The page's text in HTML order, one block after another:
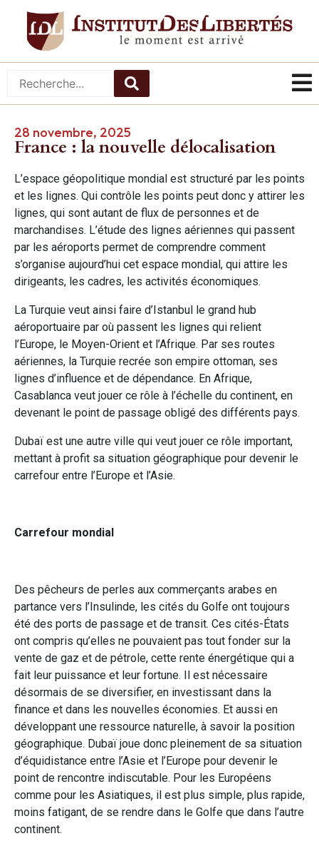
28 novembre, 2025
France : la nouvelle délocalisation
L’espace géopolitique mondial est structuré par les points
et les lignes. Qui contrôle les points peut donc y attirer les
lignes, qui sont autant de flux de personnes et de
marchandises. L’étude des lignes aériennes qui passent
par les aéroports permet de comprendre comment
s’organise aujourd’hui cet espace mondial, qui attire les
dirigeants, les cadres, les activités économiques.
La Turquie veut ainsi faire d’Istanbul le grand hub
aéroportuaire par où passent les lignes qui relient
l’Europe, le Moyen-Orient et l’Afrique. Par ses routes
aériennes, la Turquie recrée son empire ottoman, ses
lignes d’influence et de dépendance. En Afrique,
Casablanca veut jouer ce rôle à l’échelle du continent, en
devenant le point de passage obligé des différents pays.
Dubaï est une autre ville qui veut jouer ce rôle important,
mettant à profit sa situation géographique pour devenir le
carrefour entre l’Europe et l’Asie.
Carrefour mondial
Des pêcheurs de perles aux commerçants arabes en
partance vers l’Insulinde, les cités du Golfe ont toujours
été des ports de passage et de transit. Ces cités-États
ont compris qu’elles ne pouvaient pas tout fonder sur la
vente de gaz et de pétrole, cette rente énergétique qui a
fait leur puissance et leur fortune. Il est nécessaire
désormais de se diversifier, en investissant dans la
finance et dans les nouvelles économies. Et aussi en
développant une ressource naturelle, à savoir la position
géographique. Dubaï joue donc pleinement de sa situation
d’équidistance entre l’Asie et l’Europe pour devenir le
point de rencontre indiscutable. Pour les Européens
comme pour les Asiatiques, il est plus simple, plus rapide,
moins fatigant, de se rendre dans le Golfe que dans l’autre
continent.